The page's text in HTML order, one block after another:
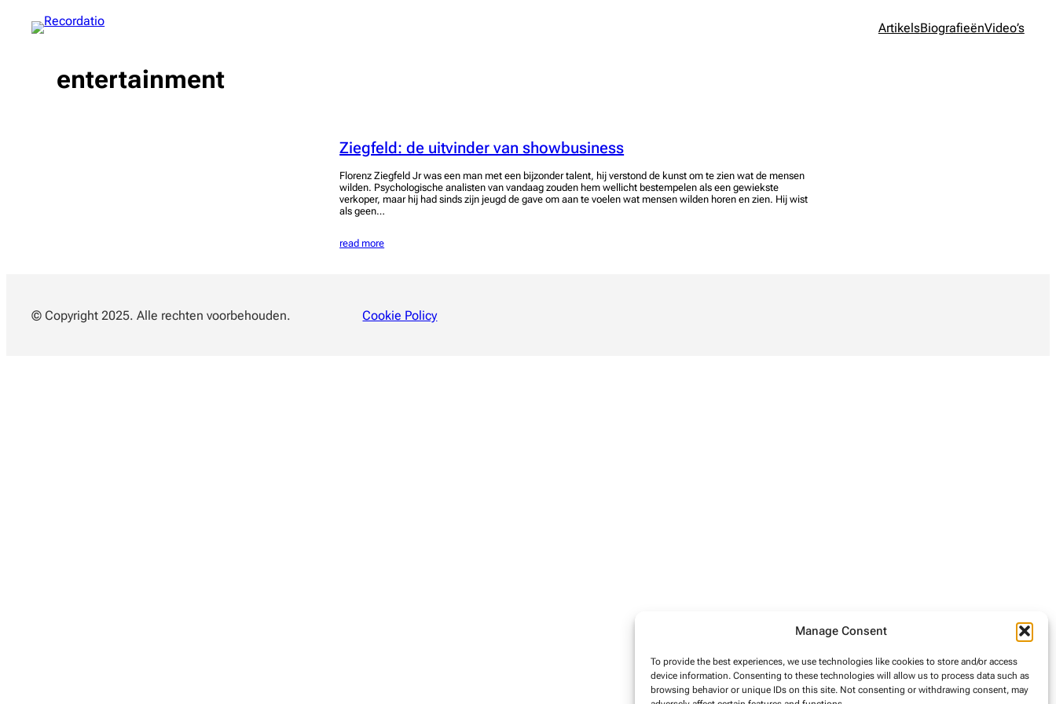
Manage Consent
To provide the best experiences, we use technologies like cookies to store and/or access
device information. Consenting to these technologies will allow us to process data such as
browsing behavior or unique IDs on this site. Not consenting or withdrawing consent, may
ArtikelsBiografieënVideo’s
entertainment
Ziegfeld: de uitvinder van showbusiness
Florenz Ziegfeld Jr was een man met een bijzonder talent, hij verstond de kunst om te zien wat de mensen
wilden. Psychologische analisten van vandaag zouden hem wellicht bestempelen als een gewiekste
verkoper, maar hij had sinds zijn jeugd de gave om aan te voelen wat mensen wilden horen en zien. Hij wist
als geen…
read more
© Copyright 2025. Alle rechten voorbehouden. Cookie Policy